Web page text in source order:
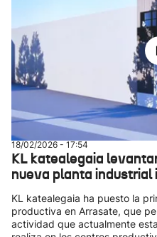
18/02/2026 - 17:54
KL katealegaia
nueva planta industrial
KL katealegaia ha puesto la
productiva en Arrasate, que
actividad que actualmente